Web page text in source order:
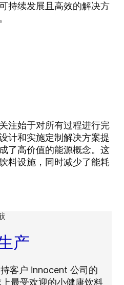
持续发展且高效的解决方
注始于对所有过程进行完
计和实施定制解决方案提
了高价值的能源概念。这
料设施，同时减少了能耗
产
客户 innocent 公司的
最受欢迎的小健康饮料